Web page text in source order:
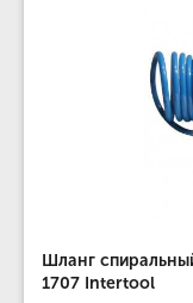
Шланг
1707 Intertool